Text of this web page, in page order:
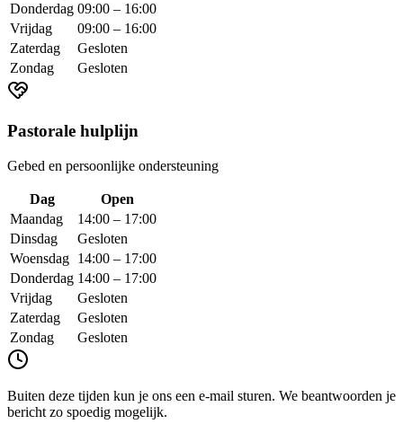
Donderdag 09:00 – 16:00
Vrijdag
09:00 – 16:00
Zaterdag
Gesloten
Zondag
Gesloten
Pastorale hulplijn
Gebed en persoonlijke ondersteuning
Dag
Open
Maandag
14:00 – 17:00
Dinsdag
Gesloten
Woensdag 14:00 – 17:00
Donderdag 14:00 – 17:00
Vrijdag
Gesloten
Zaterdag
Gesloten
Zondag
Gesloten
Buiten deze tijden kun je ons een e-mail sturen. We beantwoorden je
bericht zo spoedig mogelijk.